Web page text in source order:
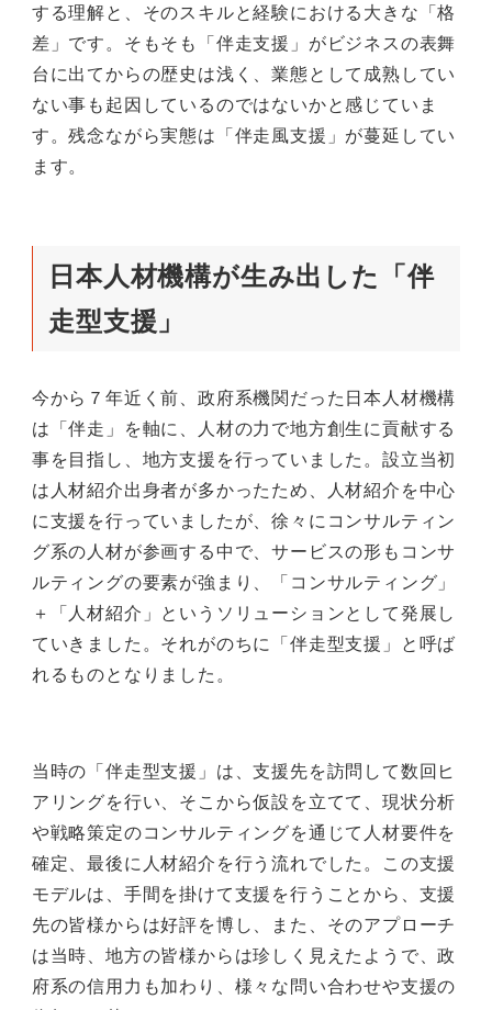
する理解と、そのスキルと経験における大きな「格
差」です。そもそも「伴走支援」がビジネスの表舞
台に出てからの歴史は浅く、業態として成熟してい
ない事も起因しているのではないかと感じていま
す。残念ながら実態は「伴走風支援」が蔓延してい
ます。
日本人材機構が生み出した「伴
走型支援」
今から７年近く前、政府系機関だった日本人材機構
は「伴走」を軸に、人材の力で地方創生に貢献する
事を目指し、地方支援を行っていました。設立当初
は人材紹介出身者が多かったため、人材紹介を中心
に支援を行っていましたが、徐々にコンサルティン
グ系の人材が参画する中で、サービスの形もコンサ
ルティングの要素が強まり、「コンサルティング」
＋「人材紹介」というソリューションとして発展し
ていきました。それがのちに「伴走型支援」と呼ば
れるものとなりました。
当時の「伴走型支援」は、支援先を訪問して数回ヒ
アリングを行い、そこから仮設を立てて、現状分析
や戦略策定のコンサルティングを通じて人材要件を
確定、最後に人材紹介を行う流れでした。この支援
モデルは、手間を掛けて支援を行うことから、支援
先の皆様からは好評を博し、また、そのアプローチ
は当時、地方の皆様からは珍しく見えたようで、政
府系の信用力も加わり、様々な問い合わせや支援の